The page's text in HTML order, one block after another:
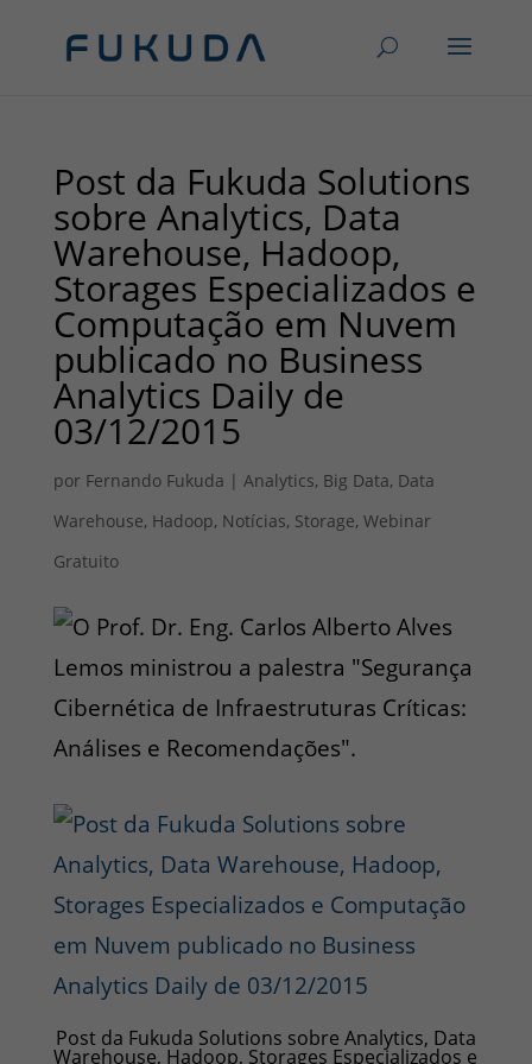
Post da Fukuda Solutions
sobre Analytics, Data
Warehouse, Hadoop,
Storages Especializados e
Computação em Nuvem
publicado no Business
Analytics Daily de
03/12/2015
por Fernando Fukuda | Analytics, Big Data, Data
Warehouse, Hadoop, Notícias, Storage, Webinar
Gratuito
Post da Fukuda Solutions sobre Analytics, Data
Warehouse, Hadoop, Storages Especializados e